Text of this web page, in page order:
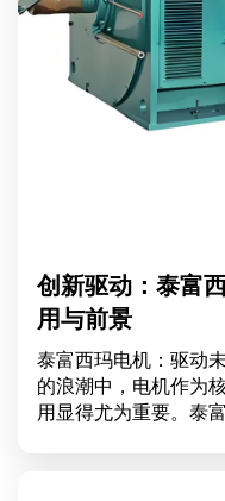
创新驱动：泰富
用与前景
泰富西玛电机：驱动
的浪潮中，电机作为
用显得尤为重要。泰